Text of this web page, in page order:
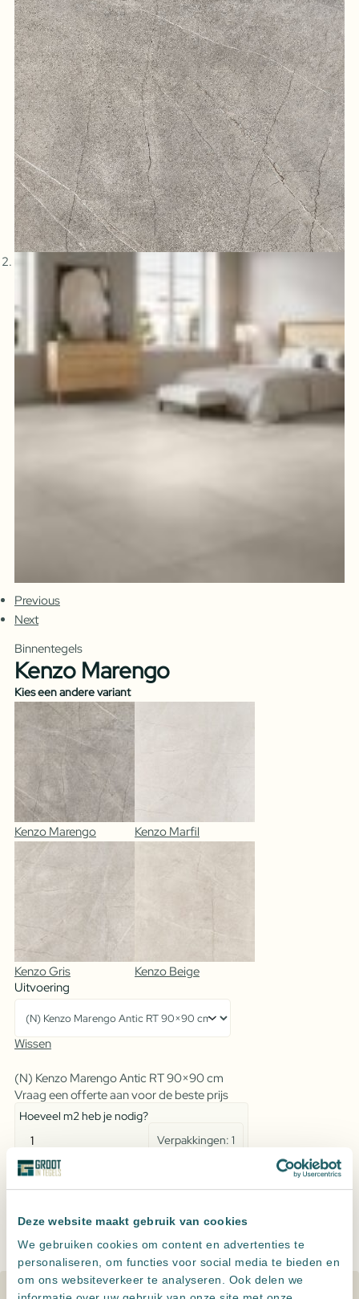
Deze website maakt gebruik van cookies
We gebruiken cookies om content en advertenties te
personaliseren, om functies voor social media te bieden en
om ons websiteverkeer te analyseren. Ook delen we
Previous
Next
Binnentegels
Kenzo Marengo
Kies een andere variant
Kenzo Marengo Kenzo Marfil
Kenzo Gris
Kenzo Beige
Uitvoering
Wissen
(N) Kenzo Marengo Antic RT 90×90 cm
Vraag een offerte aan voor de beste prijs
Kenzo
Marengo
aantal
Hoeveel m2 heb je nodig?
m2
Verpakkingen: 1
Leveren meerdere landen maar alleen ophalen in NL
Altijdzeer scherpgeprijsd
Persoonlijk advies, een offerte op maat